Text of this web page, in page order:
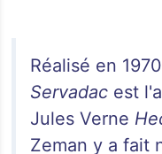
Réalisé en
Servadac est
Jules Verne
Zeman y a fait